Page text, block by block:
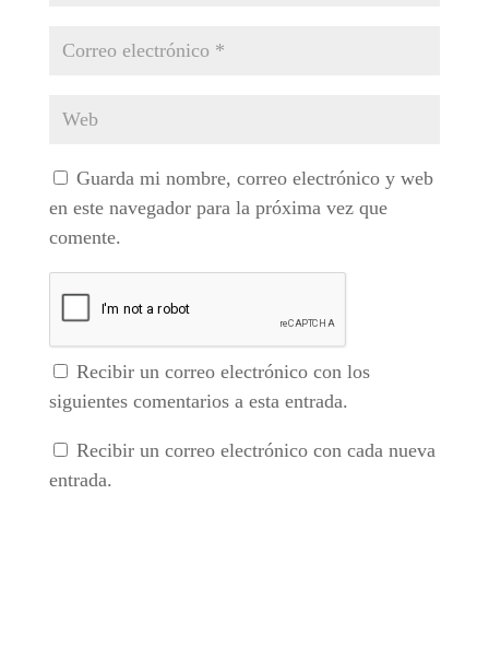
Guarda mi nombre, correo electrónico y web
en este navegador para la próxima vez que
comente.
Recibir un correo electrónico con los
siguientes comentarios a esta entrada.
Recibir un correo electrónico con cada nueva
entrada.